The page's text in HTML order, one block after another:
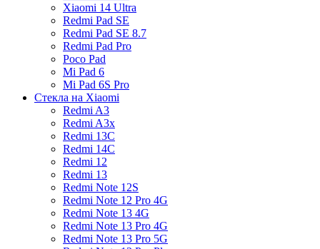
Xiaomi 14 Ultra
Redmi Pad SE
Redmi Pad SE 8.7
Redmi Pad Pro
Poco Pad
Mi Pad 6
Mi Pad 6S Pro
Стекла на Xiaomi
Redmi A3
Redmi A3x
Redmi 13C
Redmi 14C
Redmi 12
Redmi 13
Redmi Note 12S
Redmi Note 12 Pro 4G
Redmi Note 13 4G
Redmi Note 13 Pro 4G
Redmi Note 13 Pro 5G